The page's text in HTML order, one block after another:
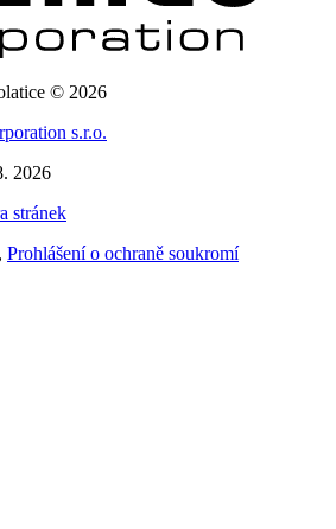
© 2026
s.r.o.
2026
stránek
, Prohlášení o ochraně soukromí